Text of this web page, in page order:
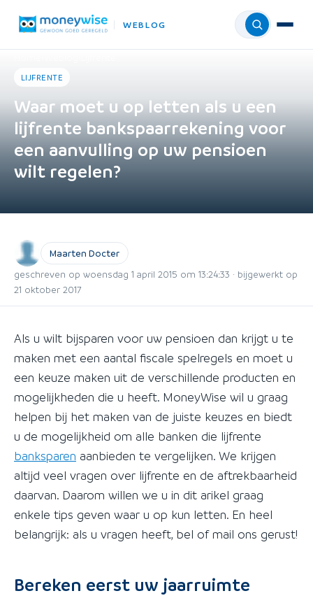
WEBLOG Menu
LIJFRENTE
Waar moet u op letten als u een
lijfrente bankspaarrekening voor
een aanvulling op uw pensioen
wilt regelen?
Maarten Docter
geschreven op woensdag 1 april 2015 om 13:24:33 · bijgewerkt op
21 oktober 2017
Als u wilt bijsparen voor uw pensioen dan krijgt u te
maken met een aantal fiscale spelregels en moet u
een keuze maken uit de verschillende producten en
mogelijkheden die u heeft. MoneyWise wil u graag
helpen bij het maken van de juiste keuzes en biedt
u de mogelijkheid om alle banken die lijfrente
banksparen aanbieden te vergelijken. We krijgen
altijd veel vragen over lijfrente en de aftrekbaarheid
daarvan. Daarom willen we u in dit arikel graag
enkele tips geven waar u op kun letten. En heel
belangrijk: als u vragen heeft, bel of mail ons gerust!
Bereken eerst uw jaarruimte